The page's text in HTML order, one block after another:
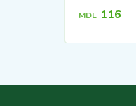
MDL 116